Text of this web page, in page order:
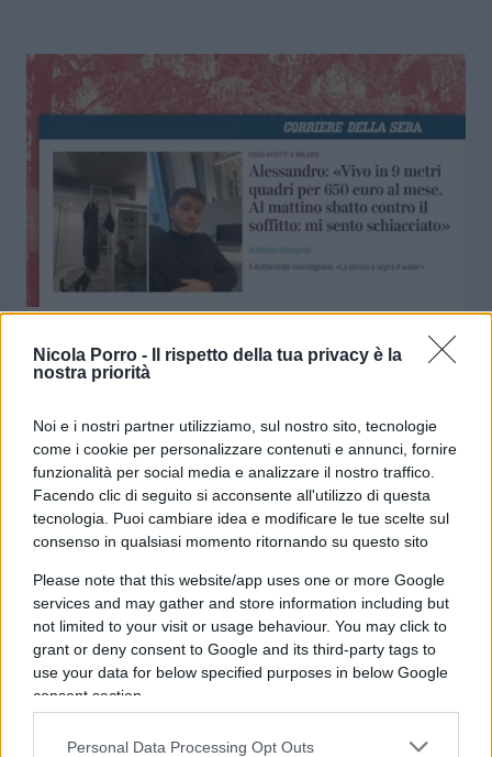
Nicola Porro -
Il rispetto della tua privacy è la
nostra priorità
Noi e i nostri partner utilizziamo, sul nostro sito, tecnologie
come i cookie per personalizzare contenuti e annunci, fornire
funzionalità per social media e analizzare il nostro traffico.
Facendo clic di seguito si acconsente all'utilizzo di questa
tecnologia. Puoi cambiare idea e modificare le tue scelte sul
consenso in qualsiasi momento ritornando su questo sito
Please note that this website/app uses one or more Google
services and may gather and store information including but
not limited to your visit or usage behaviour. You may click to
grant or deny consent to Google and its third-party tags to
use your data for below specified purposes in below Google
consent section.
Personal Data Processing Opt Outs
“Vivo in 9 metri a 650 euro”:
smontata la lagna dello studente
diMax Del Papa
25 Maggio 2023, 15:16
42.6k